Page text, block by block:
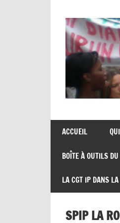
content
CGT
de
syndicats
insertion
ACCUEIL
BOÎTE À OUTILS
LA CGT IP DANS
SPIP LA